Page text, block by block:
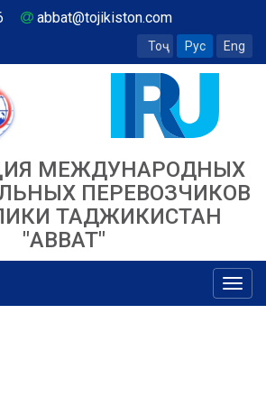
abbat@tojikiston.com
Тоҷ Рус Eng
МЕЖДУНАРОДНЫХ
ПЕРЕВОЗЧИКОВ
ТАДЖИКИСТАН
"ABBAT"